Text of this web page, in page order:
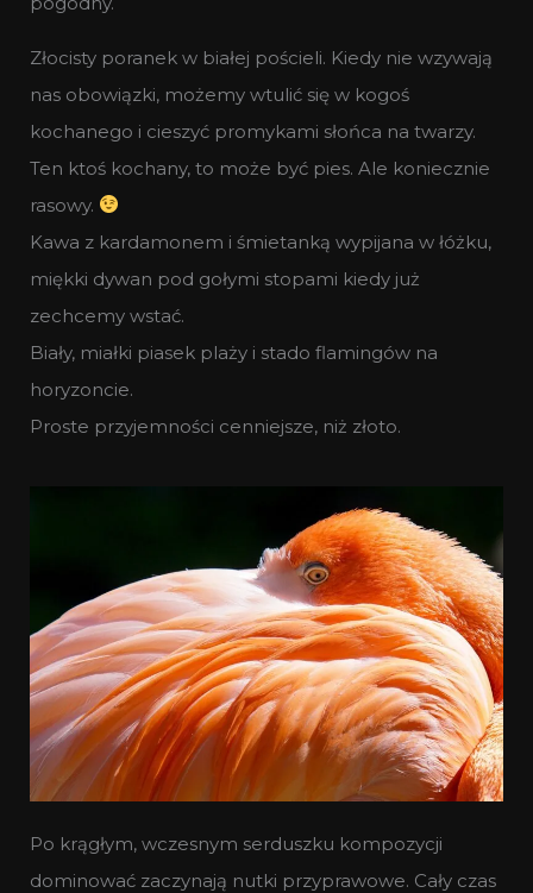
Złocisty poranek w białej pościeli. Kiedy nie wzywają
nas obowiązki, możemy wtulić się w kogoś
kochanego i cieszyć promykami słońca na twarzy.
Ten ktoś kochany, to może być pies. Ale koniecznie
rasowy.
Kawa z kardamonem i śmietanką wypijana w łóżku,
miękki dywan pod gołymi stopami kiedy już
zechcemy wstać.
Biały, miałki piasek plaży i stado flamingów na
horyzoncie.
Proste przyjemności cenniejsze, niż złoto.
Po krągłym, wczesnym serduszku kompozycji
dominować zaczynają nutki przyprawowe. Cały czas